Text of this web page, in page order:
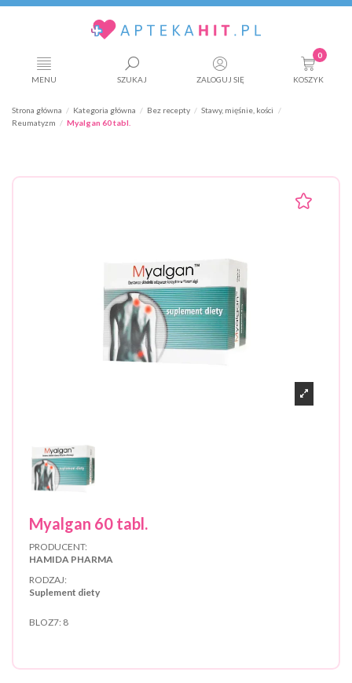
MENU SZUKAJ ZALOGUJ SIĘ
0
KOSZYK
Strona główna Kategoria główna Bez recepty
Stawy, mięśnie, kości
Reumatyzm
Myalgan 60 tabl.
Myalgan 60 tabl.
PRODUCENT:
HAMIDA PHARMA
RODZAJ:
Suplement diety
BLOZ7: 8